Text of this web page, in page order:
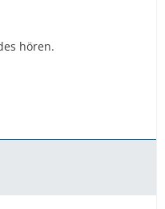
hören.